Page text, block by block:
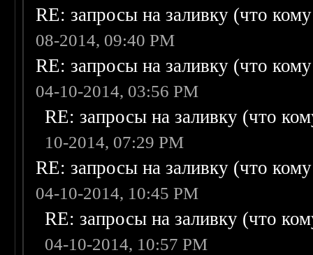
RE: запросы на заливку (что
08-2014, 09:40 PM
RE: запросы на заливку (что
04-10-2014, 03:56 PM
RE: запросы на заливку (что
10-2014, 07:29 PM
RE: запросы на заливку (что
04-10-2014, 10:45 PM
RE: запросы на заливку (что
04-10-2014, 10:57 PM